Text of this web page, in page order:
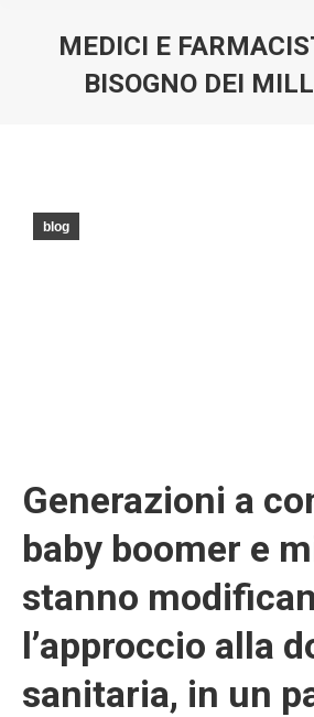
MEDICI E
BISOGNO DEI
blog
Generazioni a
baby boomer e
stanno
l’approccio alla
sanitaria, in un